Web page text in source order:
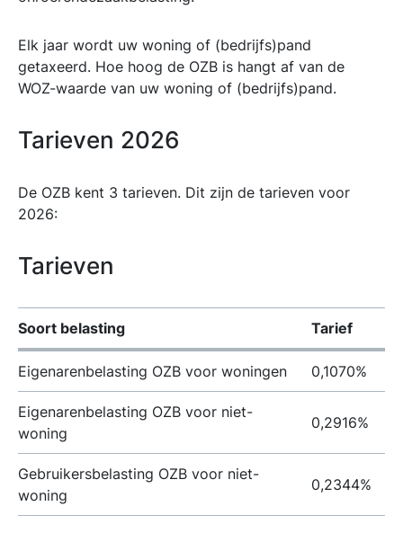
Elk jaar wordt uw woning of (bedrijfs)pand
getaxeerd. Hoe hoog de OZB is hangt af van de
WOZ-waarde van uw woning of (bedrijfs)pand.
Tarieven 2026
De OZB kent 3 tarieven. Dit zijn de tarieven voor
2026:
Tarieven
Soort belasting Tarief
Eigenarenbelasting OZB voor woningen 0,1070%
Eigenarenbelasting OZB voor niet-
woning
0,2916%
Gebruikersbelasting OZB voor niet-
woning
0,2344%